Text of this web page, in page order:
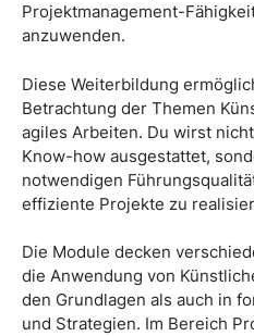
Projektmanagement-
anzuwenden.
Diese Weiterbildung
Betrachtung der Themen
agiles Arbeiten. Du wirst
Know-how ausgestattet,
notwendigen
effiziente Projekte zu
Die Module decken
die Anwendung von
den Grundlagen als auch in
und Strategien. Im Bereich